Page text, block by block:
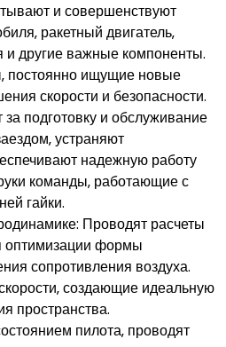
и совершенствуют
ракетный двигатель‚
и другие важные компоненты.
постоянно ищущие новые
скорости и безопасности.
подготовку и обслуживание
устраняют
надежную работу
команды‚ работающие с
гайки.
Проводят расчеты
оптимизации формы
сопротивления воздуха.
создающие идеальную
пространства.
пилота‚ проводят